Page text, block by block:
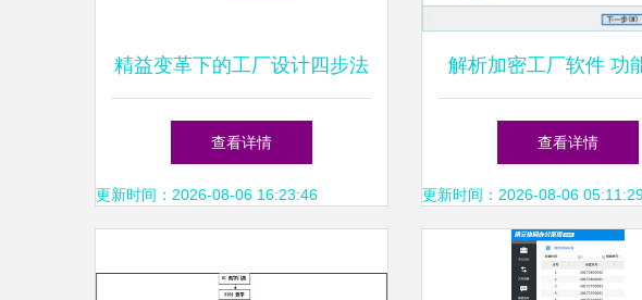
精益变革下的工厂设计四步法
软件的开发与维护
查看详情
更新时间：2026-08-06 16:23:46
解析加密工厂软件 功
性与风险警示
查看详情
更新时间：2026-08-06